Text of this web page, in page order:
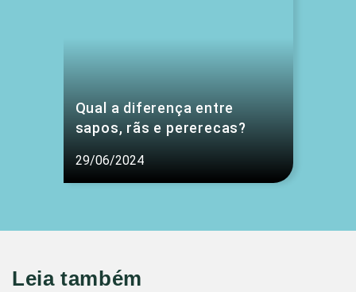
Qual a diferença entre
sapos, rãs e pererecas?
29/06/2024
Leia também